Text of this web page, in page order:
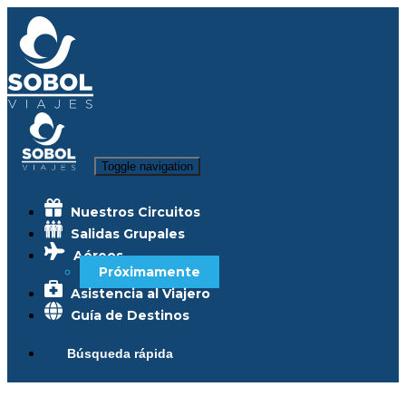
Toggle navigation
Nuestros Circuitos
Salidas Grupales
Aéreos
Próximamente
Asistencia al Viajero
Guía de Destinos
Búsqueda rápida